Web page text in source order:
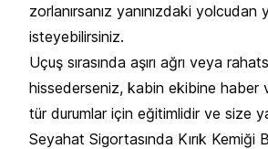
zorlanırsanız yanınızdaki yolcudan
isteyebilirsiniz.
Uçuş sırasında aşırı ağrı veya
hissederseniz, kabin ekibine haber
tür durumlar için eğitimlidir ve size
Seyahat Sigortasında Kırık Kemiği